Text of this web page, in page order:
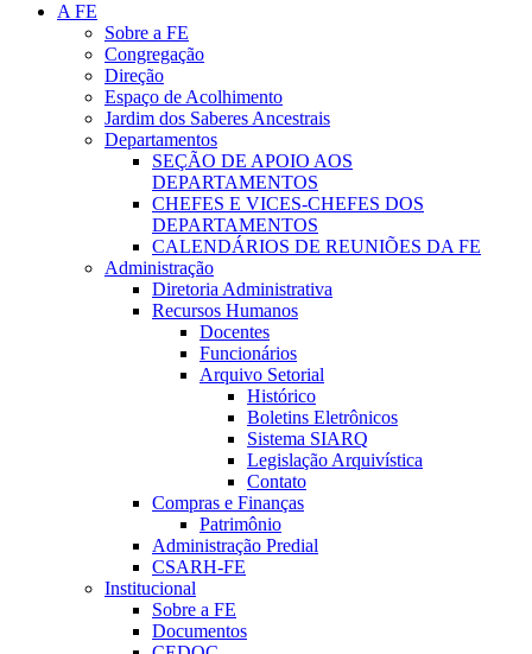
A FE
Sobre a FE
Congregação
Direção
Espaço de Acolhimento
Jardim dos Saberes Ancestrais
Departamentos
SEÇÃO DE APOIO AOS
DEPARTAMENTOS
CHEFES E VICES-CHEFES DOS
DEPARTAMENTOS
CALENDÁRIOS DE REUNIÕES DA FE
Administração
Diretoria Administrativa
Recursos Humanos
Docentes
Funcionários
Arquivo Setorial
Histórico
Boletins Eletrônicos
Sistema SIARQ
Legislação Arquivística
Contato
Compras e Finanças
Patrimônio
Administração Predial
CSARH-FE
Institucional
Sobre a FE
Documentos